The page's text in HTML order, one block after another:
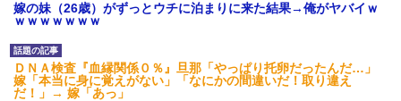
嫁の妹（26歳）がずっとウチに泊まりに来た結果→俺がヤバイｗ
ｗｗｗｗｗｗｗ
ＤＮＡ検査『血縁関係０％』旦那「やっぱり托卵だったんだ…」
嫁「本当に身に覚えがない」「なにかの間違いだ！取り違え
だ！」→ 嫁「あっ」